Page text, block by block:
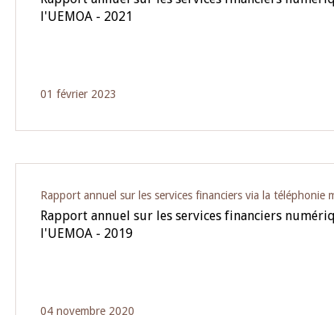
l'UEMOA - 2021
01 février 2023
Rapport annuel sur les services financiers via la téléphonie
Rapport annuel sur les services financiers
l'UEMOA - 2019
04 novembre 2020